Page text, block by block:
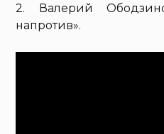
2. Валерий
напротив».